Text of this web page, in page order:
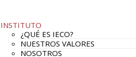
INSTITUTO
¿QUÉ ES IECO?
NUESTROS VALORES
NOSOTROS